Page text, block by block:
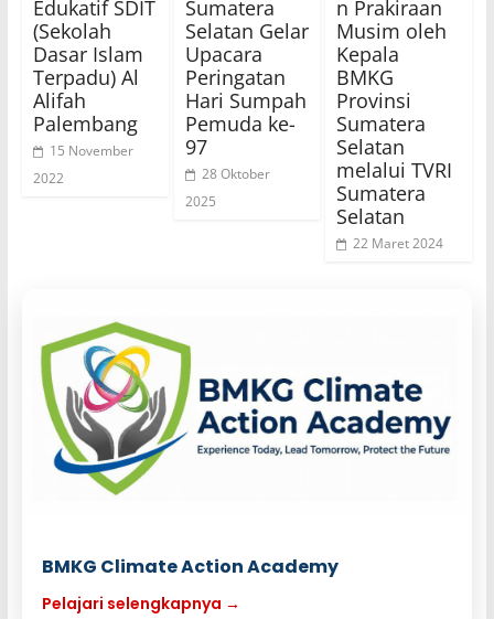
Edukatif SDIT
(Sekolah
Dasar Islam
Terpadu) Al
Alifah
Palembang
15 November
2022
Sumatera
Selatan Gelar
Upacara
Peringatan
Hari Sumpah
Pemuda ke-
97
28 Oktober
2025
n Prakiraan
Musim oleh
Kepala
BMKG
Provinsi
Sumatera
Selatan
melalui TVRI
Sumatera
Selatan
22 Maret 2024
BMKG Climate Action Academy
Pelajari selengkapnya →